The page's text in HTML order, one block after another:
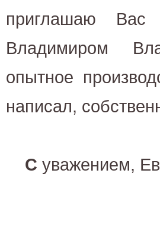
приглашаю Вас
Владимиром
опытное
написал,
С уважением,